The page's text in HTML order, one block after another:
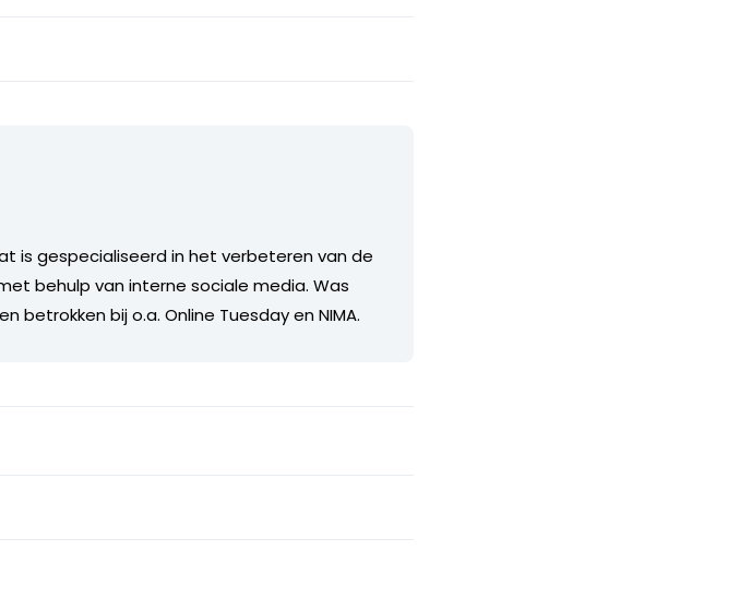
is gespecialiseerd in het verbeteren van de
behulp van interne sociale media. Was
bij o.a. Online Tuesday en NIMA.